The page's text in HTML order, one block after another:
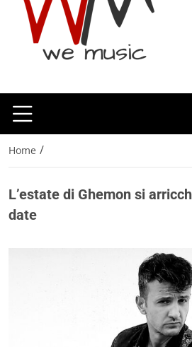
Home /
L’estate di Ghemon si
date